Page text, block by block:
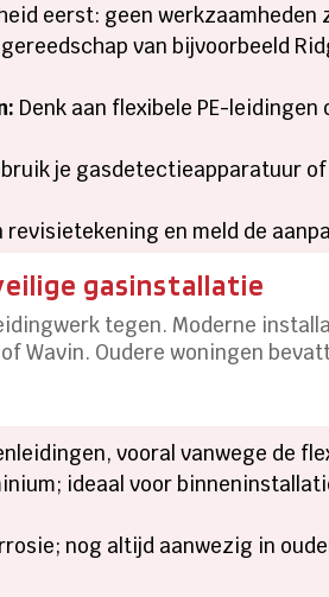
eerst: geen
van bijvoorbeeld
Denk aan flexibele PE-
je gasdetectieapparatuur
revisietekening en meld de
gasinstallatie
tegen. Moderne
Wavin. Oudere woningen
vooral vanwege de
ideaal voor
nog altijd aanwezig in